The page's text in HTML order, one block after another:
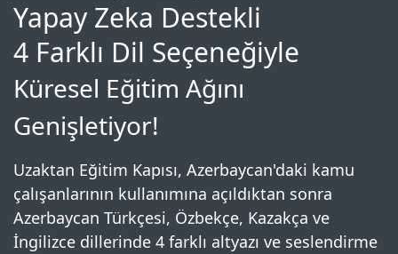
Yapay Zeka Destekli
4 Farklı Dil Seçeneğiyle
Küresel Eğitim Ağını
Genişletiyor!
Uzaktan Eğitim Kapısı, Azerbaycan'daki kamu
çalışanlarının kullanımına açıldıktan sonra
Azerbaycan Türkçesi, Özbekçe, Kazakça ve
İngilizce dillerinde 4 farklı altyazı ve seslendirme